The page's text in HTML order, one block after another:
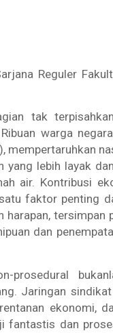
Reguler
tak
warga
mempertaruhkan
yang lebih layak
air. Kontribusi
faktor penting
harapan, tersimpan
dan
prosedural
Jaringan
ekonomi,
fantastis dan